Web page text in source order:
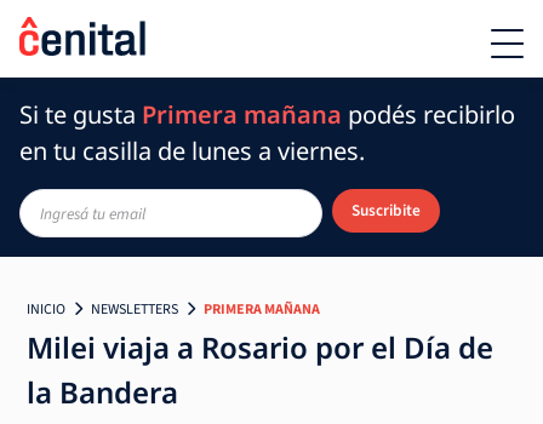
Si te gusta Primera mañana podés recibirlo
en tu casilla de lunes a viernes.
Suscribite
INICIO NEWSLETTERS PRIMERA MAÑANA
Milei viaja a Rosario por el Día de
la Bandera